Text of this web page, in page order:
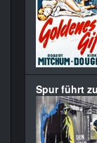
Spur führt